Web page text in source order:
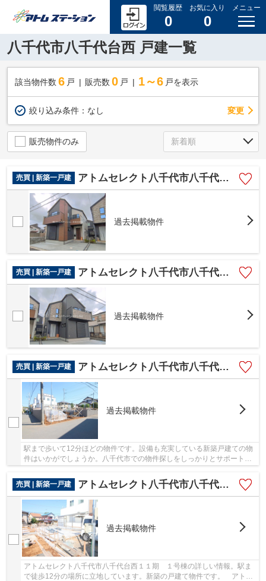
閲覧履歴
0
お気に入り
0
メニュー
八千代市八千代台西 戸建一覧
該当物件数 6 戸 販売数 0 戸 1～6 戸を表示
絞り込み条件： なし 変更
販売物件のみ
売買 | 新築一戸建 アトムセレクト八千代市八千代台西１期1号棟
過去掲載物件
売買 | 新築一戸建 アトムセレクト八千代市八千代台西１期２号棟
過去掲載物件
売買 | 新築一戸建 アトムセレクト八千代市八千代台西１１期 ２号棟
過去掲載物件
駅まで歩いて12分ほどの物件です。設備も充実している新築戸建ての物
件はいかがでしょうか。八千代市での物件探しをしっかりとサポート致
売買 | 新築一戸建
アトムセレクト八千代市八千代台西１１期 １号棟
過去掲載物件
アトムセレクト八千代市八千代台西１１期 １号棟の詳しい情報。駅ま
で徒歩12分の場所に立地しています。新築の戸建て物件です。 アトム